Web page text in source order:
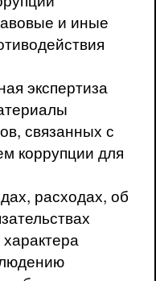
и иные
экспертиза
связанных с
коррупции для
расходах, об